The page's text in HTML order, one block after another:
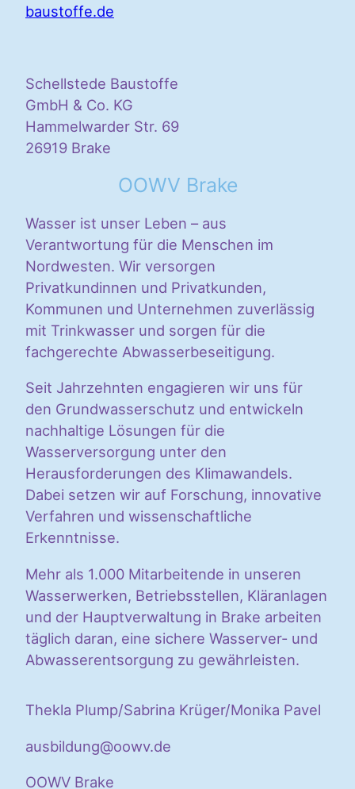
baustoffe.de
Schellstede Baustoffe
GmbH & Co. KG
Hammelwarder Str. 69
26919 Brake
OOWV Brake
Wasser ist unser Leben – aus
Verantwortung für die Menschen im
Nordwesten. Wir versorgen
Privatkundinnen und Privatkunden,
Kommunen und Unternehmen zuverlässig
mit Trinkwasser und sorgen für die
fachgerechte Abwasserbeseitigung.
Seit Jahrzehnten engagieren wir uns für
den Grundwasserschutz und entwickeln
nachhaltige Lösungen für die
Wasserversorgung unter den
Herausforderungen des Klimawandels.
Dabei setzen wir auf Forschung, innovative
Verfahren und wissenschaftliche
Erkenntnisse.
Mehr als 1.000 Mitarbeitende in unseren
Wasserwerken, Betriebsstellen, Kläranlagen
und der Hauptverwaltung in Brake arbeiten
täglich daran, eine sichere Wasserver- und
Abwasserentsorgung zu gewährleisten.
Thekla Plump/Sabrina Krüger/Monika Pavel
ausbildung@oowv.de
OOWV Brake